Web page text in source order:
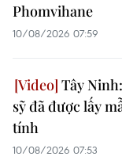
Phomvihane
10/08/2026 07:59
Tây
sỹ đã được lấy
tính
10/08/2026 07:53